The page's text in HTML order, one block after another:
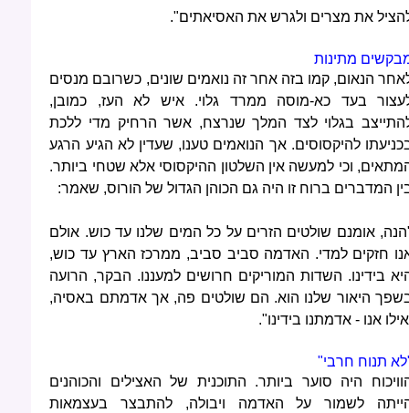
את מצרים ולגרש את האסיאתים".
מתינות
הנאום, קמו בזה אחר זה נואמים שונים, כשרובם מנסים
בעד כא-מוסה ממרד גלוי. איש לא העז, כמובן,
בגלוי לצד המלך שנרצח, אשר הרחיק מדי ללכת
להיקסוסים. אך הנואמים טענו, שעדין לא הגיע הרגע
וכי למעשה אין השלטון ההיקסוסי אלא שטחי ביותר.
המדברים ברוח זו היה גם הכוהן הגדול של הורוס, שאמר:
אומנם שולטים הזרים על כל המים שלנו עד כוש. אולם
חזקים למדי. האדמה סביב סביב, ממרכז הארץ עד כוש,
בידינו. השדות המוריקים חרושים למעננו. הבקר, הרועה
היאור שלנו הוא. הם שולטים פה, אך אדמתם באסיה,
אנו - אדמתנו בידינו".
תנוח חרבי"
היה סוער ביותר. התוכנית של האצילים והכוהנים
לשמור על האדמה ויבולה, להתבצר בעצמאות